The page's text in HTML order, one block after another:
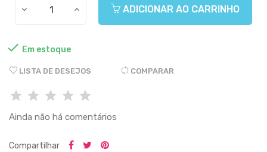
ADICIONAR AO CARRINHO
 Em estoque
LISTA DE DESEJOS COMPARAR
Ainda não há comentários
Compartilhar